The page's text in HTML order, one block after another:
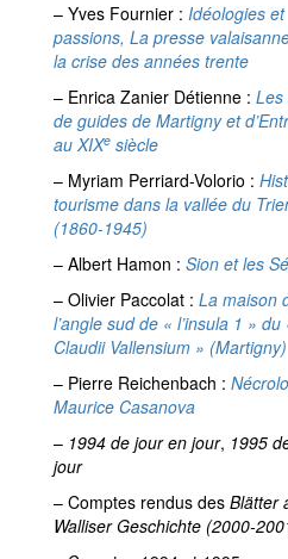
– Yves Fournier : Idéologies et
passions, La presse
la crise des années trente
– Enrica Zanier Détienne : Les
de guides de Martigny et
au XIXe siècle
– Myriam Perriard-Volorio :
tourisme dans la vallée du
(1860-1945)
– Albert Hamon : Sion et les
– Olivier Paccolat : La maison
l’angle sud de « l’insula 1 »
Claudii Vallensium » (Martigny)
– Pierre Reichenbach :
Maurice Casanova
– 1994 de jour en jour, 1995
jour
– Comptes rendus des Blätter
Walliser Geschichte (2000-